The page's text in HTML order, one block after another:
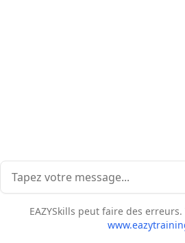
EAZYSkills peut faire des